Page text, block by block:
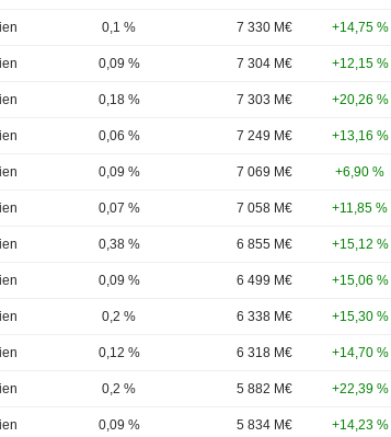
0,1 % 7 330 M€ +14,75 %
0,09 % 7 304 M€ +12,15 %
0,18 % 7 303 M€ +20,26 %
0,06 % 7 249 M€ +13,16 %
0,09 % 7 069 M€ +6,90 %
0,07 % 7 058 M€ +11,85 %
0,38 % 6 855 M€ +15,12 %
0,09 % 6 499 M€ +15,06 %
0,2 % 6 338 M€ +15,30 %
0,12 % 6 318 M€ +14,70 %
0,2 % 5 882 M€ +22,39 %
0,09 % 5 834 M€ +14,23 %